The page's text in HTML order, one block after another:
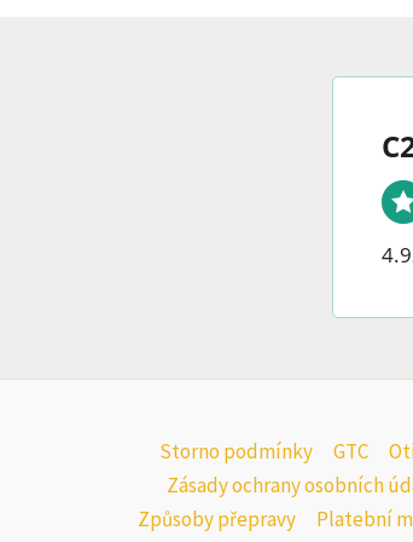
Storno podmínky GTC
Zásady ochrany osobních
Způsoby přepravy
Platební